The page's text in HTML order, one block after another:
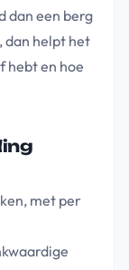
dan een berg
dan helpt het
hebt en hoe
met per